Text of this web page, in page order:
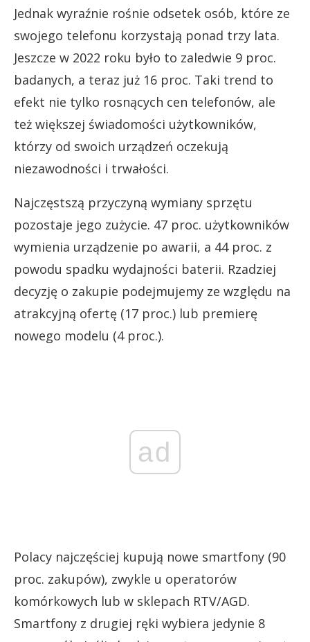
Jednak wyraźnie rośnie odsetek osób, które ze
swojego telefonu korzystają ponad trzy lata.
Jeszcze w 2022 roku było to zaledwie 9 proc.
badanych, a teraz już 16 proc. Taki trend to
efekt nie tylko rosnących cen telefonów, ale
też większej świadomości użytkowników,
którzy od swoich urządzeń oczekują
niezawodności i trwałości.
Najczęstszą przyczyną wymiany sprzętu
pozostaje jego zużycie. 47 proc. użytkowników
wymienia urządzenie po awarii, a 44 proc. z
powodu spadku wydajności baterii. Rzadziej
decyzję o zakupie podejmujemy ze względu na
atrakcyjną ofertę (17 proc.) lub premierę
nowego modelu (4 proc.).
ad
Polacy najczęściej kupują nowe smartfony (90
proc. zakupów), zwykle u operatorów
komórkowych lub w sklepach RTV/AGD.
Smartfony z drugiej ręki wybiera jedynie 8